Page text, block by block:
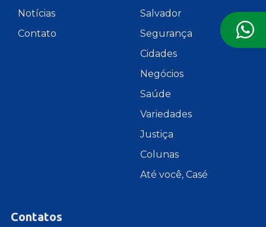
Notícias
Contato
Salvador
Segurança
Cidades
Negócios
Saúde
Variedades
Justiça
Colunas
Até você, Casé
Contatos